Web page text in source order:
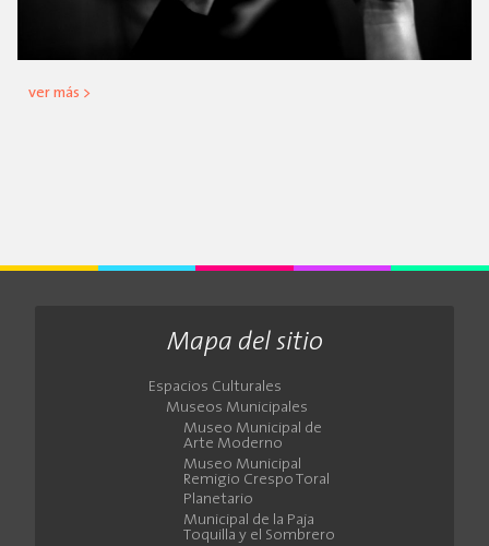
ver más >
Mapa del sitio
Espacios Culturales
Museos Municipales
Museo Municipal de
Arte Moderno
Museo Municipal
Remigio Crespo Toral
Planetario
Municipal de la Paja
Toquilla y el Sombrero